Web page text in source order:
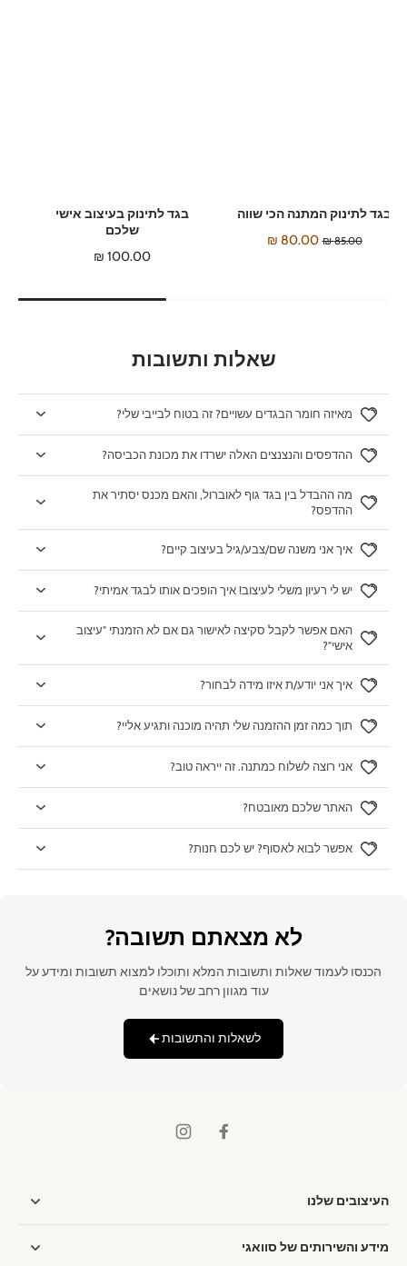
בגד לתינוק בעיצוב אישי
שלכם
100.00 ₪
בגד לתינוק המתנה הכי שווה
85.00 ₪
80.00 ₪
שאלות ותשובות
מאיזה חומר הבגדים עשויים? זה בטוח לבייבי שלי?
ההדפסים והנצנצים האלה ישרדו את מכונת הכביסה?
מה ההבדל בין בגד גוף לאוברול, והאם מכנס יסתיר את
ההדפס?
איך אני משנה שם/צבע/גיל בעיצוב קיים?
יש לי רעיון משלי לעיצוב! איך הופכים אותו לבגד אמיתי?
האם אפשר לקבל סקיצה לאישור גם אם לא הזמנתי "עיצוב
אישי"?
איך אני יודע/ת איזו מידה לבחור?
תוך כמה זמן ההזמנה שלי תהיה מוכנה ותגיע אליי?
אני רוצה לשלוח כמתנה. זה ייראה טוב?
האתר שלכם מאובטח?
אפשר לבוא לאסוף? יש לכם חנות?
לא מצאתם תשובה?
הכנסו לעמוד שאלות ותשובות המלא ותוכלו למצוא תשובות ומידע על
עוד מגוון רחב של נושאים
לשאלות והתשובות
העיצובים שלנו
מידע והשירותים של סוואגי